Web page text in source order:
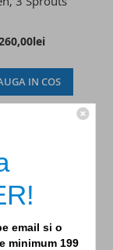
email si o
minimum 199
IN COS
DE
ADAUGATI